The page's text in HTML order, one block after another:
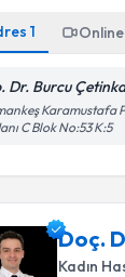
1
Dr. Burcu
Karamustafa
C Blok No:53 K:5
Doç.
Kadın